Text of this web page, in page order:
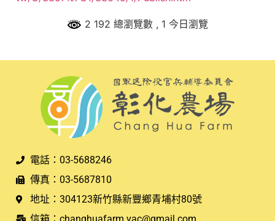
2 192 總瀏覽數 , 1 今日瀏覽
電話：03-5688246
傳真：03-5687810
地址：304123新竹縣新豐鄉青埔村80號